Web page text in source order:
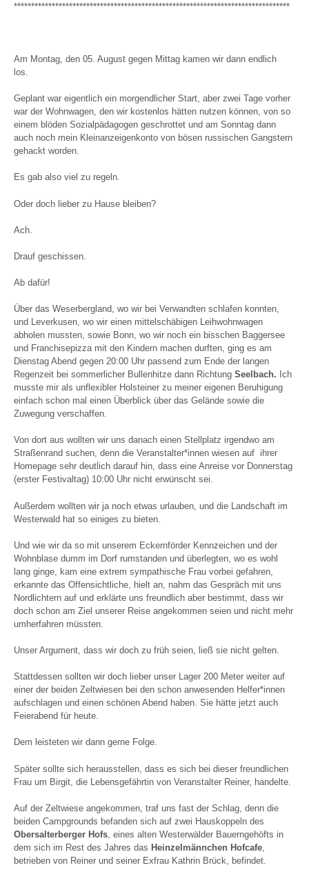
********************************************************************************
Am Montag, den 05. August gegen Mittag kamen wir dann endlich
los.
Geplant war eigentlich ein morgendlicher Start, aber zwei Tage vorher
war der Wohnwagen, den wir kostenlos hätten nutzen können, von so
einem blöden Sozialpädagogen geschrottet und am Sonntag dann
auch noch mein Kleinanzeigenkonto von bösen russischen Gangstern
gehackt worden.
Es gab also viel zu regeln.
Oder doch lieber zu Hause bleiben?
Ach.
Drauf geschissen.
Ab dafür!
Über das Weserbergland, wo wir bei Verwandten schlafen konnten,
und Leverkusen, wo wir einen mittelschäbigen Leihwohnwagen
abholen mussten, sowie Bonn, wo wir noch ein bisschen Baggersee
und Franchisepizza mit den Kindern machen durften, ging es am
Dienstag Abend gegen 20:00 Uhr passend zum Ende der langen
Regenzeit bei sommerlicher Bullenhitze dann Richtung Seelbach. Ich
musste mir als unflexibler Holsteiner zu meiner eigenen Beruhigung
einfach schon mal einen Überblick über das Gelände sowie die
Zuwegung verschaffen.
Von dort aus wollten wir uns danach einen Stellplatz irgendwo am
Straßenrand suchen, denn die Veranstalter*innen wiesen auf ihrer
Homepage sehr deutlich darauf hin, dass eine Anreise vor Donnerstag
(erster Festivaltag) 10:00 Uhr nicht erwünscht sei.
Außerdem wollten wir ja noch etwas urlauben, und die Landschaft im
Westerwald hat so einiges zu bieten.
Und wie wir da so mit unserem Eckernförder Kennzeichen und der
Wohnblase dumm im Dorf rumstanden und überlegten, wo es wohl
lang ginge, kam eine extrem sympathische Frau vorbei gefahren,
erkannte das Offensichtliche, hielt an, nahm das Gespräch mit uns
Nordlichtern auf und erklärte uns freundlich aber bestimmt, dass wir
doch schon am Ziel unserer Reise angekommen seien und nicht mehr
umherfahren müssten.
Unser Argument, dass wir doch zu früh seien, ließ sie nicht gelten.
Stattdessen sollten wir doch lieber unser Lager 200 Meter weiter auf
einer der beiden Zeltwiesen bei den schon anwesenden Helfer*innen
aufschlagen und einen schönen Abend haben. Sie hätte jetzt auch
Feierabend für heute.
Dem leisteten wir dann gerne Folge.
Später sollte sich herausstellen, dass es sich bei dieser freundlichen
Frau um Birgit, die Lebensgefährtin von Veranstalter Reiner, handelte.
Auf der Zeltwiese angekommen, traf uns fast der Schlag, denn die
beiden Campgrounds befanden sich auf zwei Hauskoppeln des
Obersalterberger Hofs , eines alten Westerwälder Bauerngehöfts in
dem sich im Rest des Jahres das Heinzelmännchen Hofcafe
betrieben von Reiner und seiner Exfrau Kathrin Brück, befindet.